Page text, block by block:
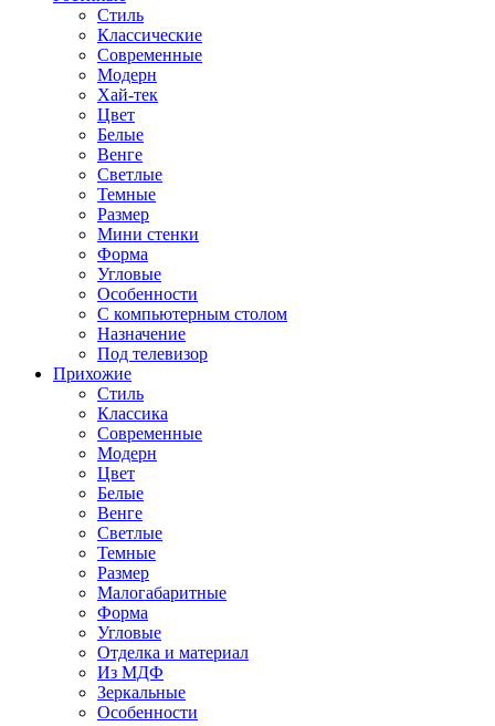
Стиль
Классические
Современные
Модерн
Хай-тек
Цвет
Белые
Венге
Светлые
Темные
Размер
Мини стенки
Форма
Угловые
Особенности
С компьютерным столом
Назначение
Под телевизор
Прихожие
Стиль
Классика
Современные
Модерн
Цвет
Белые
Венге
Светлые
Темные
Размер
Малогабаритные
Форма
Угловые
Отделка и материал
Из МДФ
Зеркальные
Особенности